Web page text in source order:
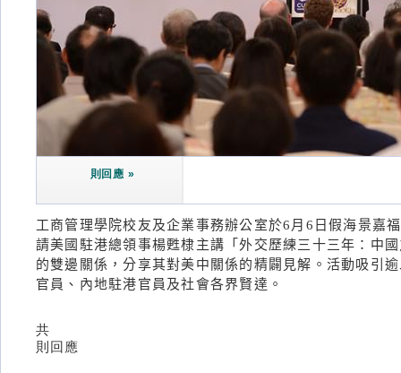
則回應 »
工商管理學院校友及企業事務辦公室於6月6日假海景嘉
請美國駐港總領事楊甦棣主講「外交歷練三十三年：中
的雙邊關係，分享其對美中關係的精闢見解。活動吸引
官員、內地駐港官員及社會各界賢達。
共
則回應